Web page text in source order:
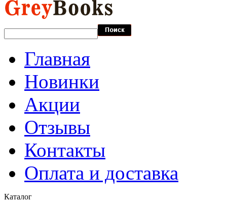
Главная
Новинки
Акции
Отзывы
Контакты
Оплата и доставка
Каталог